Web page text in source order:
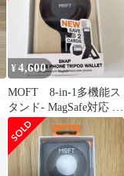
使用 送料無料
¥4,600
MOFT 8-in-1多機能ス
タンド- MagSafe対応 デ
ザートゴールド